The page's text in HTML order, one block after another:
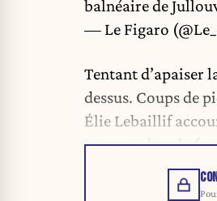
balnéaire de
— Le Figaro
Tentant d’apaiser
dessus. Coups de
Élie Lebaillif
couteau dans la